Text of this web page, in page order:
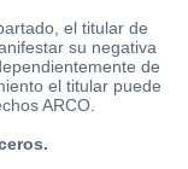
el titular de
su negativa
de
el titular puede
ARCO.